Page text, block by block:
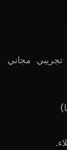
تجريبي مجاني